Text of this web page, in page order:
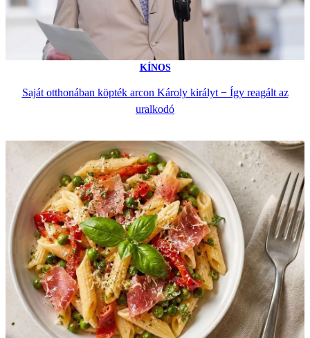
KÍNOS
Saját otthonában köpték arcon Károly királyt − Így reagált az
uralkodó